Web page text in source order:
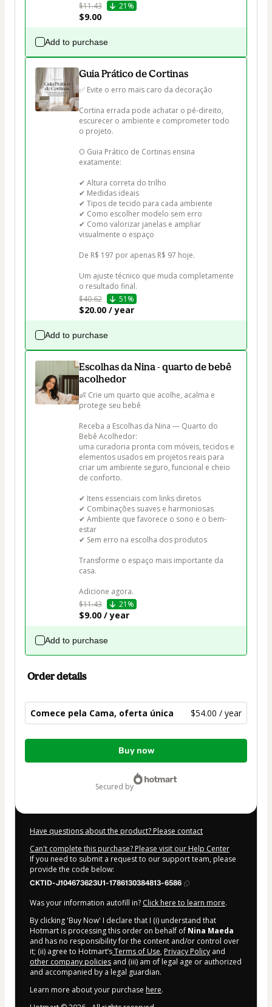
$11.43
21%
$9.00
Add to purchase
Guia Prático de Cortinas
✅ Evite o erro mais caro da decoração
Cortina errada pode achatar o pé-direito,
escurecer o ambiente e comprometer todo
o projeto.
O Guia Prático de Cortinas ensina
exatamente:
✔ Altura correta do trilho
✔ Medidas ideais
✔ Tipos de tecido para cada ambiente
✔ Como escolher modelo sem erro
✔ Como valorizar janelas e ampliar
visualmente o espaço
De R$ 197 por apenas R$ 97 hoje.
Um ajuste técnico que muda completamente
o resultado final.
$40.62
51%
$20.00 / year
Add to purchase
Escolhas da Nina - quarto de bebê
acolhedor
👶 Crie um quarto que acolhe, acalma e
protege seu bebê
Receba a Escolhas da Nina — Quarto do
Bebê Acolhedor:
uma curadoria pronta com móveis, tecidos e
elementos usados em projetos reais para
criar um ambiente seguro, funcional e cheio
de conforto.
✔ Itens essenciais com links diretos
✔ Combinações suaves e harmoniosas
✔ Ambiente que favorece o sono e o bem-
estar
✔ Sem erro na escolha dos produtos
Transforme o espaço mais importante da
casa.
Adicione agora.
$11.43
21%
$9.00 / year
Add to purchase
Order details
Comece pela Cama, oferta única $54.00 / year
Total
Buy now
secured by
Have questions about the product? Please contact
Can't complete this purchase? Please visit our Help Center
If you need to submit a request to our support team, please
provide the code below:
CKTID-J104673623U1-1786130384813-6586
Was your information autofill in? Click here to learn more.
By clicking 'Buy Now' I declare that I (i) understand that
Hotmart is processing this order on behalf of Nina Maeda
and has no responsibility for the content and/or control over
it; (ii) agree to Hotmart’sTerms of Use, Privacy Policy and
other company policies and (iii) am of legal age or authorized
and accompanied by a legal guardian.
Learn more about your purchase here.